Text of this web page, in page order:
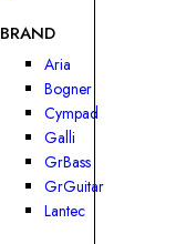
BRAND
Aria
Bogner
Cympad
Galli
GrBass
GrGuitar
Lantec